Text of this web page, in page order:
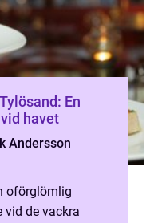
En
havet
Andersson
oförglömlig
vid de vackra